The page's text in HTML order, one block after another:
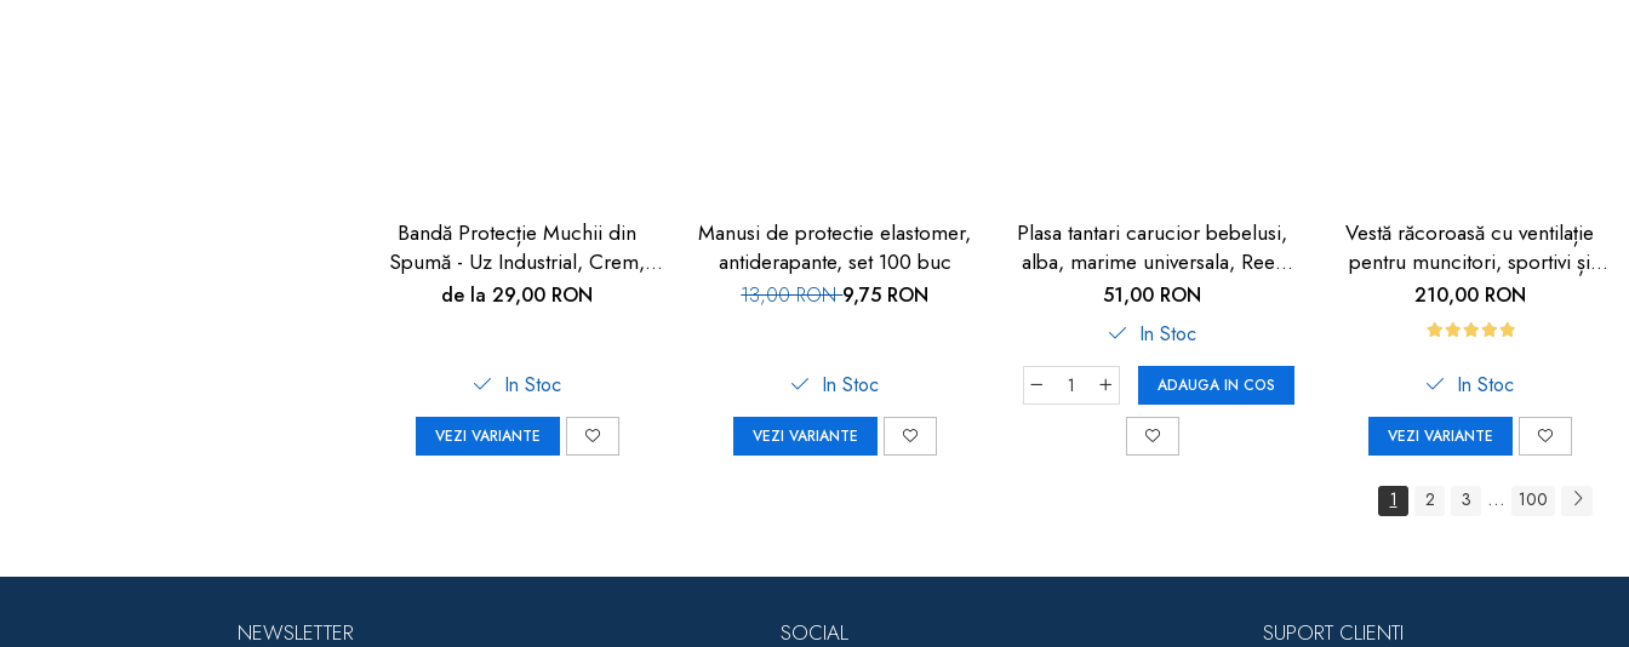
Bandă Protecție Muchii din
Spumă - Uz Industrial, Crem,
90cm | Car Boy Safety
de la 29,00 RON
In Stoc
VEZI VARIANTE
Manusi de protectie elastomer,
antiderapante, set 100 buc
13,00 RON9,75 RON
In Stoc
VEZI VARIANTE
Plasa tantari carucior bebelusi,
alba, marime universala, Reer
BiteSafe
51,00 RON
In Stoc
ADAUGA IN COS
Vestă răcoroasă cu ventilație
pentru muncitori, sportivi și
HORECA
210,00 RON
In Stoc
VEZI VARIANTE
1 2 3 ... 100
NEWSLETTER SOCIAL SUPORT CLIENTI